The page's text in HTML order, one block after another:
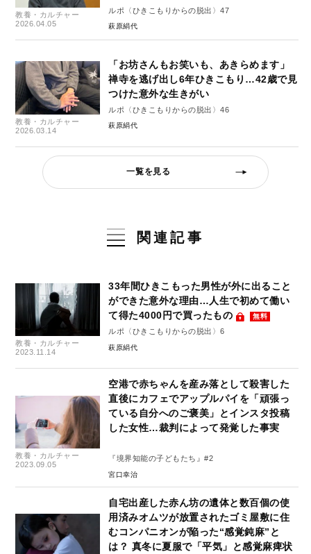
教養・カルチャー
2026.04.05
ルポ〈ひきこもりからの脱出〉47
萩原絹代
教養・カルチャー
2026.03.14
「お坊さんもお笑いも、あきらめます」
禅寺を逃げ出し6年ひきこもり…42歳で見
つけた意外な生きがい
ルポ〈ひきこもりからの脱出〉46
萩原絹代
一覧を見る
関連記事
教養・カルチャー
2023.11.14
33年間ひきこもった男性が外に出ること
ができた意外な理由…人生で初めて働い
て得た4000円で買ったもの
無料
ルポ〈ひきこもりからの脱出〉6
萩原絹代
教養・カルチャー
2023.09.05
空港で赤ちゃんを産み落として殺害した
直後にカフェでアップルパイを「頑張っ
ている自分へのご褒美」とインスタ投稿
した女性…裁判によって発覚した事実
『境界知能の子どもたち』#2
宮口幸治
自宅出産した赤ん坊の遺体と数百個の使
用済みオムツが放置されたゴミ屋敷に住
むコンパニオンが陥った“感覚鈍麻”と
は？ 真冬に夏服で「平気」と感覚麻痺状